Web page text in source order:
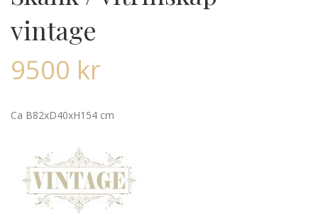
vintage
9500 kr
Ca B82xD40xH154 cm